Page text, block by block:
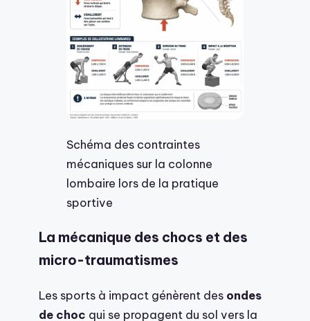
Schéma des contraintes
mécaniques sur la colonne
lombaire lors de la pratique
sportive
La mécanique des chocs et des
micro-traumatismes
Les sports à impact génèrent des ondes
de choc qui se propagent du sol vers la